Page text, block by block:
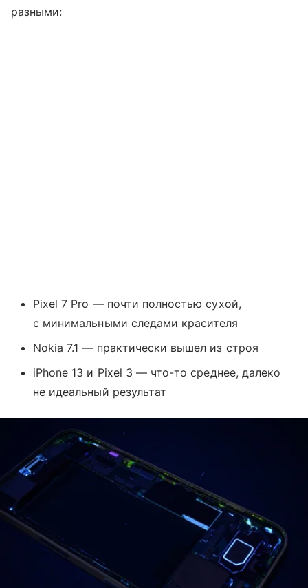
разными:
Pixel 7 Pro — почти полностью сухой,
с минимальными следами красителя
Nokia 7.1 — практически вышел из строя
iPhone 13 и Pixel 3 — что-то среднее, далеко
не идеальный результат